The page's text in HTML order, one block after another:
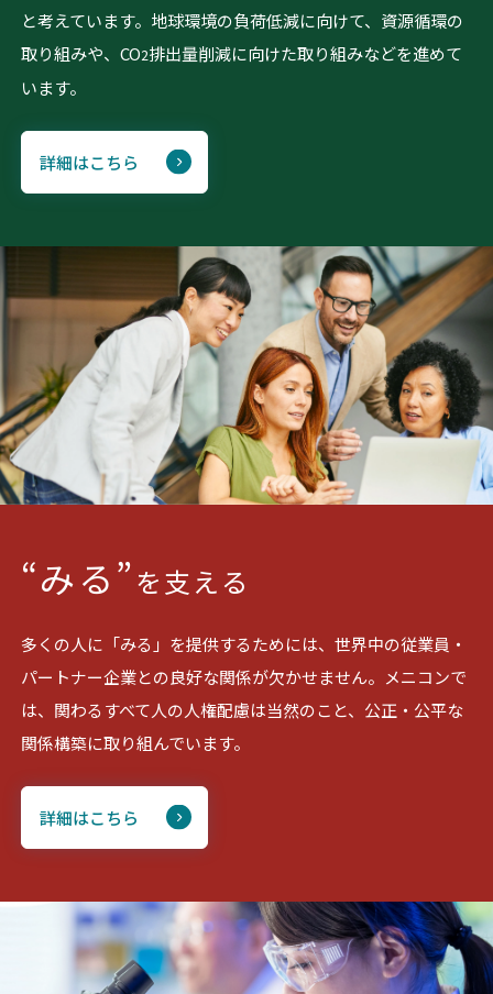
と考えています。地球環境の負荷低減に向けて、資源循環の
取り組みや、CO2排出量削減に向けた取り組みなどを進めて
います。
詳細はこちら
“みる” を支える
多くの人に「みる」を提供するためには、世界中の従業員・
パートナー企業との良好な関係が欠かせません。メニコンで
は、関わるすべて人の人権配慮は当然のこと、公正・公平な
関係構築に取り組んでいます。
詳細はこちら